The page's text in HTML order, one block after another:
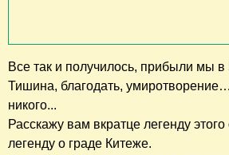
Все так и получилось, прибыли мы в
Тишина, благодать,
никого...
Расскажу вам вкратце легенду
легенду о граде Китеже.